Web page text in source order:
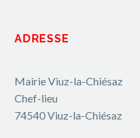
ADRESSE
Mairie Viuz-la-Chiésaz
Chef-lieu
74540 Viuz-la-Chiésaz